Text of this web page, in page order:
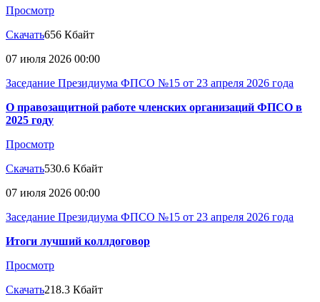
Просмотр
Скачать656 Кбайт
07 июля 2026 00:00
Заседание Президиума ФПСО №15 от 23 апреля 2026 года
О правозащитной работе членских организаций ФПСО в
2025 году
Просмотр
Скачать530.6 Кбайт
07 июля 2026 00:00
Заседание Президиума ФПСО №15 от 23 апреля 2026 года
Итоги лучший коллдоговор
Просмотр
Скачать218.3 Кбайт